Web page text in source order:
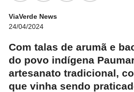
ViaVerde News
24/04/2024
Com talas de arumã e
do povo indígena
artesanato tradicional,
que vinha sendo